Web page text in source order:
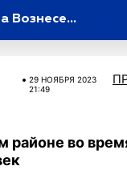
В отеле на Вознесенском дым от камина приняли за пожар
29 НОЯБРЯ 2023
21:49
районе во